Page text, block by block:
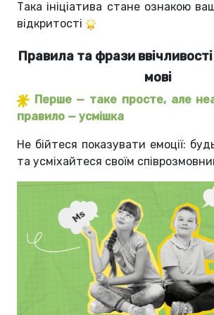
Така ініціатива стане ознакою
відкритості
Правила та фрази ввічливості
мові
Перше — таке просте, але
правило — усмішка
Не бійтеся показувати емоції:
та усміхайтеся своїм